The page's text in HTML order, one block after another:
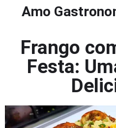
Amo
Frango
Festa: